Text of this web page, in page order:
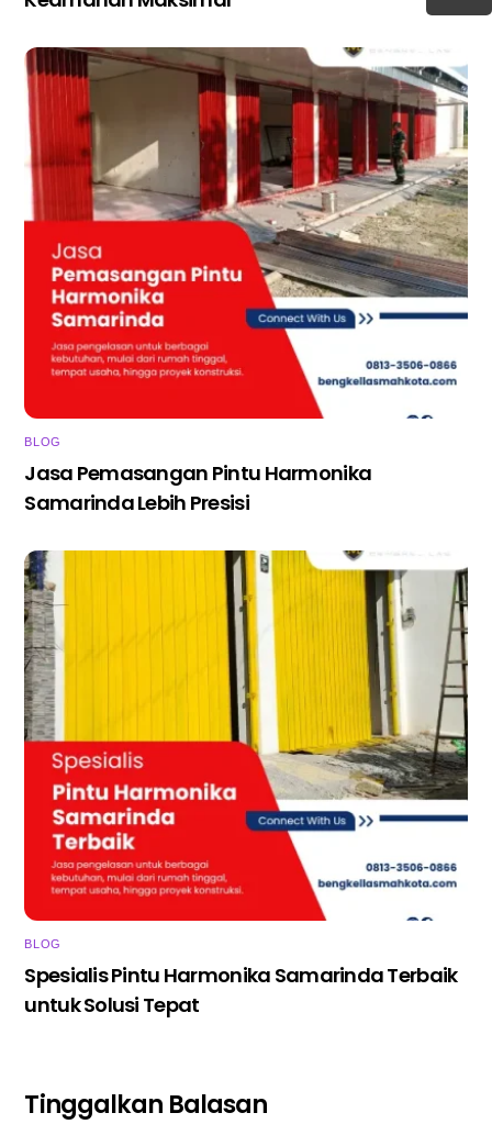
BLOG
Jasa Pemasangan Pintu Harmonika
Samarinda Lebih Presisi
BLOG
Spesialis Pintu Harmonika Samarinda Terbaik
untuk Solusi Tepat
Tinggalkan Balasan